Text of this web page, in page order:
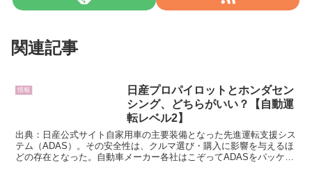
関連記事
情報
日産プロパイロットとホンダセン
シング、どちらがいい？【自動運
転レベル2】
出典：日産公式サイト自家用車の主要装備となった先進運転支援シス
テム（ADAS）。その安全性は、クルマ選び・購入に影響を与えるほ
どの存在となった。自動車メーカー各社はこぞってADASをパッケー